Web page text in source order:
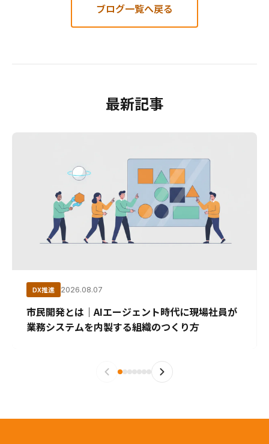
ブログ一覧へ戻る
最新記事
DX推進 2026.08.07
市民開発とは｜AIエージェント時代に現場社員が
業務システムを内製する組織のつくり方